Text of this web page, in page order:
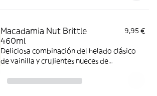
Macadamia Nut Brittle
460ml
9,95 €
Deliciosa combinación del helado clásico
de vainilla y crujientes nueces de